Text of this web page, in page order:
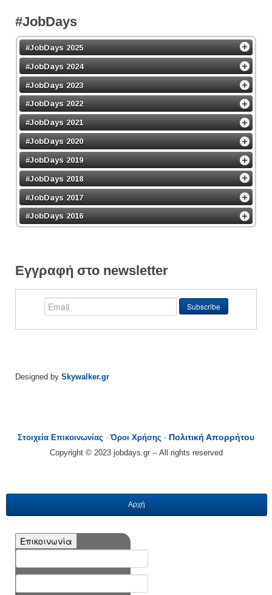
#JobDays
#JobDays 2025
#JobDays 2024
#JobDays 2023
#JobDays 2022
#JobDays 2021
#JobDays 2020
#JobDays 2019
#JobDays 2018
#JobDays 2017
#JobDays 2016
Εγγραφή στο newsletter
Designed by Skywalker.gr
Στοιχεία Επικοινωνίας -Όροι Χρήσης - Πολιτική Απορρήτου
Copyright © 2023 jobdays.gr -- All rights reserved
Αρχή